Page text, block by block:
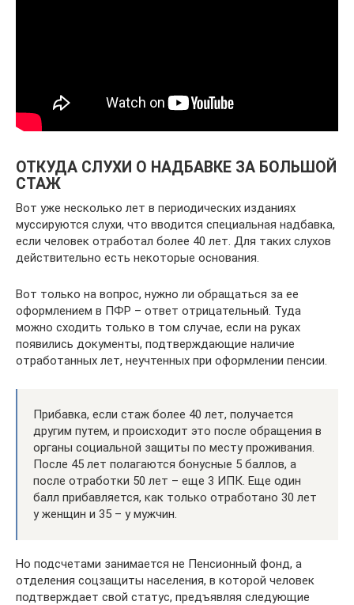
ОТКУДА СЛУХИ О НАДБАВКЕ ЗА БОЛЬШОЙ
СТАЖ
Вот уже несколько лет в периодических изданиях
муссируются слухи, что вводится специальная надбавка,
если человек отработал более 40 лет. Для таких слухов
действительно есть некоторые основания.
Вот только на вопрос, нужно ли обращаться за ее
оформлением в ПФР – ответ отрицательный. Туда
можно сходить только в том случае, если на руках
появились документы, подтверждающие наличие
отработанных лет, неучтенных при оформлении пенсии.
Прибавка, если стаж более 40 лет, получается
другим путем, и происходит это после обращения в
органы социальной защиты по месту проживания.
После 45 лет полагаются бонусные 5 баллов, а
после отработки 50 лет – еще 3 ИПК. Еще один
балл прибавляется, как только отработано 30 лет
у женщин и 35 – у мужчин.
Но подсчетами занимается не Пенсионный фонд, а
отделения соцзащиты населения, в которой человек
подтверждает свой статус, предъявляя следующие